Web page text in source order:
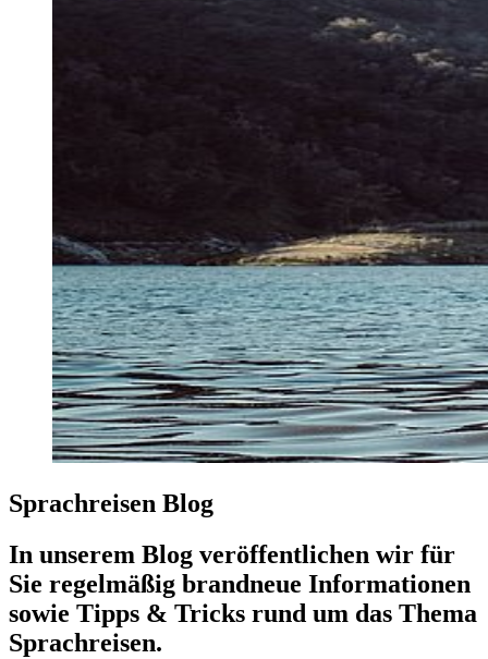
Sprachreisen Blog
In unserem Blog veröffentlichen wir für
Sie regelmäßig brandneue Informationen
sowie Tipps & Tricks rund um das Thema
Sprachreisen.